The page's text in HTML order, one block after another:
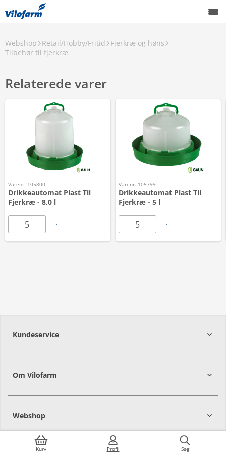
Kurv Profil Søg
Webshop Retail/Hobby/Fritid
Fjerkræ og høns
Tilbehør til fjerkræ
Relaterede varer
Varenr. 105800
Drikkeautomat Plast Til
Fjerkræ - 8,0 l
Varenr. 105799
Drikkeautomat Plast Til
Fjerkræ - 5 l
Kundeservice
Om Vilofarm
Webshop